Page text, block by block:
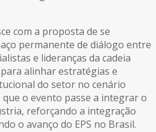
com a proposta de se
permanente de diálogo entre
e lideranças da cadeia
alinhar estratégias e
do setor no cenário
que o evento passe a integrar o
reforçando a integração
o avanço do EPS no Brasil.